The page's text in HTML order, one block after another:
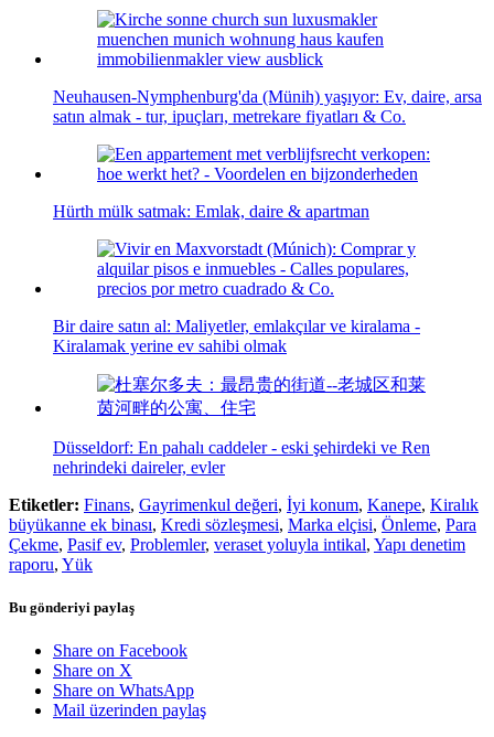
Neuhausen-Nymphenburg'da (Münih) yaşıyor: Ev, daire, arsa
satın almak - tur, ipuçları, metrekare fiyatları & Co.
Hürth mülk satmak: Emlak, daire & apartman
Bir daire satın al: Maliyetler, emlakçılar ve kiralama -
Kiralamak yerine ev sahibi olmak
Düsseldorf: En pahalı caddeler - eski şehirdeki ve Ren
nehrindeki daireler, evler
Etiketler: Finans, Gayrimenkul değeri, İyi konum, Kanepe, Kiralık
büyükanne ek binası, Kredi sözleşmesi, Marka elçisi, Önleme, Para
Çekme, Pasif ev, Problemler, veraset yoluyla intikal, Yapı denetim
raporu, Yük
Bu gönderiyi paylaş
Share on Facebook
Share on X
Share on WhatsApp
Mail üzerinden paylaş